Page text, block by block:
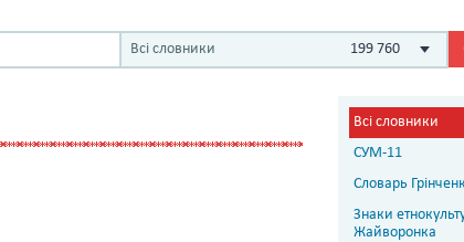
Всі словники 199 760
Всі словники
СУМ-11
Словарь
Знаки
Жайворонка